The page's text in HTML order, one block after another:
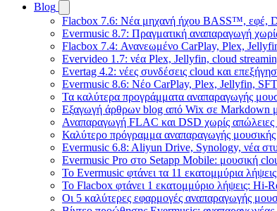
Blog
Flacbox 7.6: Νέα μηχανή ήχου BASS™, εφέ,
Evermusic 8.7: Πραγματική αναπαραγωγή
Flacbox 7.4: Ανανεωμένο CarPlay, Plex,
Evervideo 1.7: νέα Plex, Jellyfin, cloud
Evertag 4.2: νέες συνδέσεις cloud και
Evermusic 8.6: Νέο CarPlay, Plex, Jellyfin,
Τα καλύτερα προγράμματα αναπαραγωγής
Εξαγωγή άρθρων blog από Wix σε Markdown
Αναπαραγωγή FLAC και DSD χωρίς
Καλύτερο πρόγραμμα αναπαραγωγής
Evermusic 6.8: Aliyun Drive, Synology, νέα
Evermusic Pro στο Setapp Mobile: μουσική
Το Evermusic φτάνει τα 11 εκατομμύρια
Το Flacbox φτάνει 1 εκατομμύριο λήψεις: Hi-
Οι 5 καλύτερες εφαρμογές αναπαραγωγής